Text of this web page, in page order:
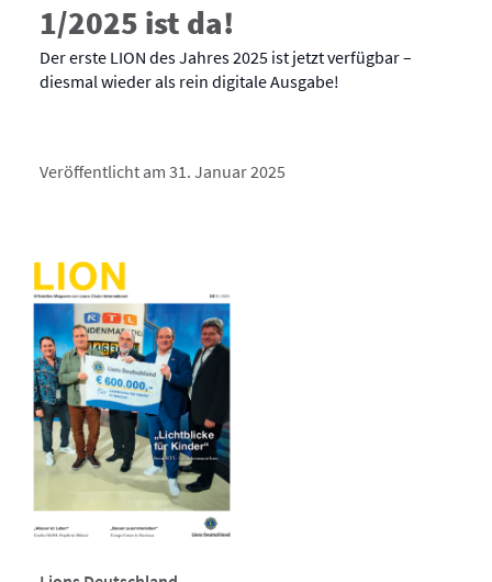
1/2025 ist da!
Der erste LION des Jahres 2025 ist jetzt verfügbar –
diesmal wieder als rein digitale Ausgabe!
Veröffentlicht am 31. Januar 2025